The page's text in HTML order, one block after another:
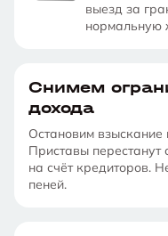
выезд за
нормальную
Снимем
дохода
Остановим взыскание
Приставы
на счёт кредиторов.
пеней.